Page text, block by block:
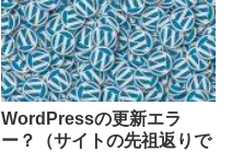
WordPressの更新エラ
ー？（サイトの先祖返りで